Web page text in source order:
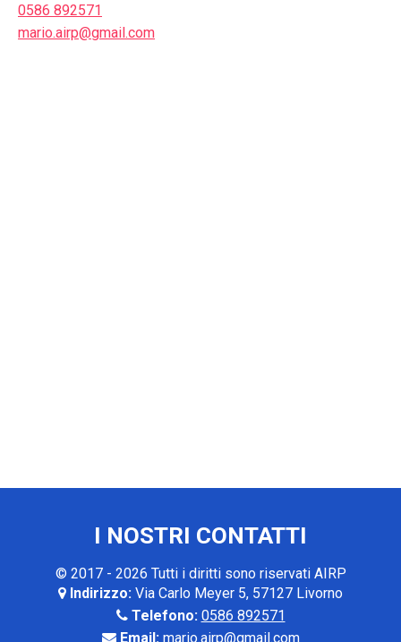
0586 892571
mario.airp@gmail.com
I NOSTRI CONTATTI
© 2017 - 2026 Tutti i diritti sono riservati AIRP
Indirizzo: Via Carlo Meyer 5, 57127 Livorno
Telefono: 0586 892571
Email: mario.airp@gmail.com